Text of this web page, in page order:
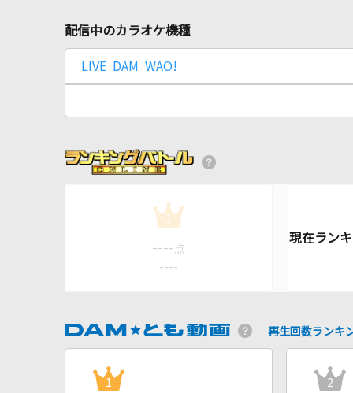
配信中のカラオケ機種
LIVE DAM WAO!
1
---- 点
----
再生回数ランキ
1 2